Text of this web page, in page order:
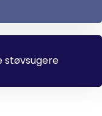
støvsugere